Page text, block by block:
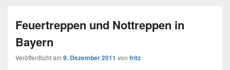
Feuertreppen und Nottreppen in
Bayern
Veröffentlicht am 9. Dezember 2011 von fritz